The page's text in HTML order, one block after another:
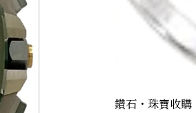
鑽石・珠寶收購